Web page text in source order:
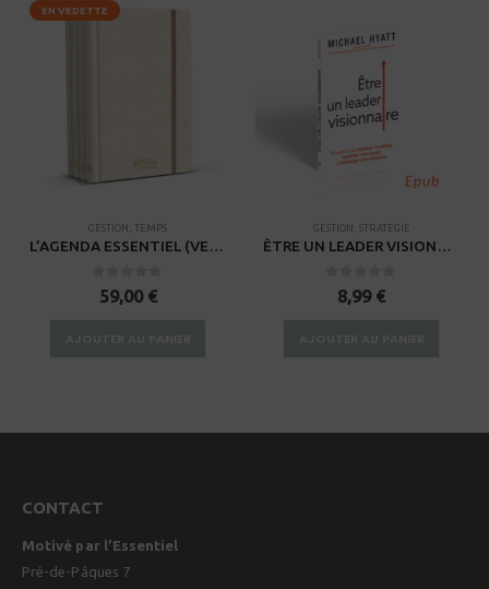
EN VEDETTE
GESTION, TEMPS
L’AGENDA ESSENTIEL (VERSION POCHE) Planifier vos objectifs (Abonnement annuel de 4 exemplaires à renouveler)
0sur 5
59,00 €
GESTION, STRATEGIE
ÊTRE UN LEADER VISIONNAIRE – EPUB
sur 5
8,99 €
CONTACT
Motivé par l’Essentiel
Pré-de-Pâques 7